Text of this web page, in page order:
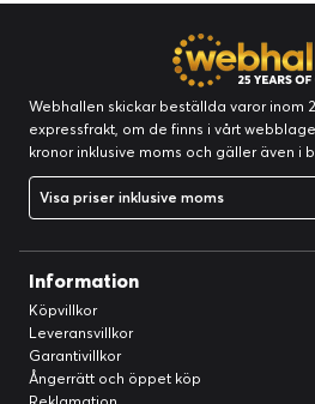
Webhallen skickar beställda varor inom
expressfrakt, om de finns i vårt
kronor inklusive moms och gäller även i
Visa priser inklusive moms
Information
Köpvillkor
Leveransvillkor
Garantivillkor
Ångerrätt och öppet köp